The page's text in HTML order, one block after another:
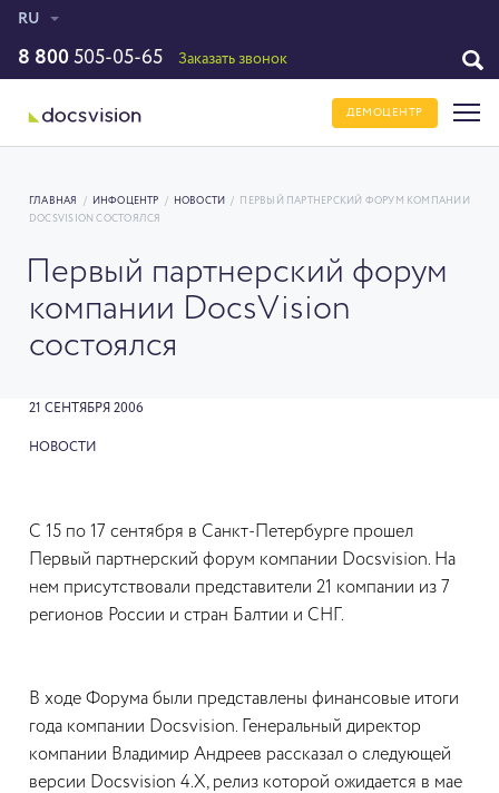
RU
8 800 505-05-65 Заказать звонок
ДЕМОЦЕНТР
ГЛАВНАЯ / ИНФОЦЕНТР / НОВОСТИ /
ПЕРВЫЙ ПАРТНЕРСКИЙ ФОРУМ КОМПАНИИ
DOCSVISION СОСТОЯЛСЯ
Первый партнерский форум
компании DocsVision
состоялся
21 СЕНТЯБРЯ 2006
НОВОСТИ
С 15 по 17 сентября в Санкт-Петербурге прошел
Первый партнерский форум компании Docsvision. На
нем присутствовали представители 21 компании из 7
регионов России и стран Балтии и СНГ.
В ходе Форума были представлены финансовые итоги
года компании Docsvision. Генеральный директор
компании Владимир Андреев рассказал о следующей
версии Docsvision 4.Х, релиз которой ожидается в мае